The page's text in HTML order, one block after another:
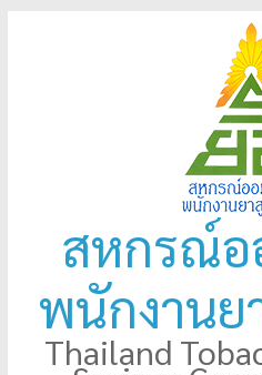
สหกรณ์
พนักงานย
Thailand